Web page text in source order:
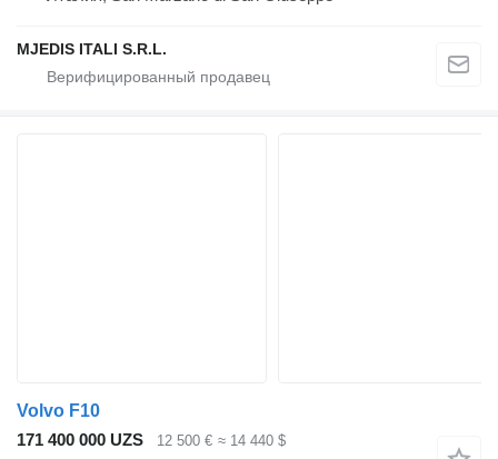
MJEDIS ITALI S.R.L.
Volvo F10
171 400 000 UZS
12 500 € ≈ 14 440 $